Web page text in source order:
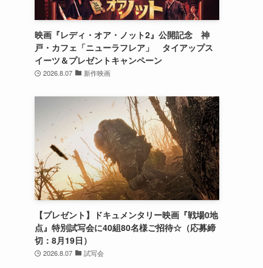
映画『レディ・オア・ノット2』公開記念 神
戸・カフェ「ニューラフレア」 タイアップス
イーツ＆プレゼントキャンペーン
2026.8.07 新作映画
【プレゼント】ドキュメンタリー映画『戦場0地
点』特別試写会に40組80名様ご招待☆（応募締
切：8月19日）
2026.8.07 試写会